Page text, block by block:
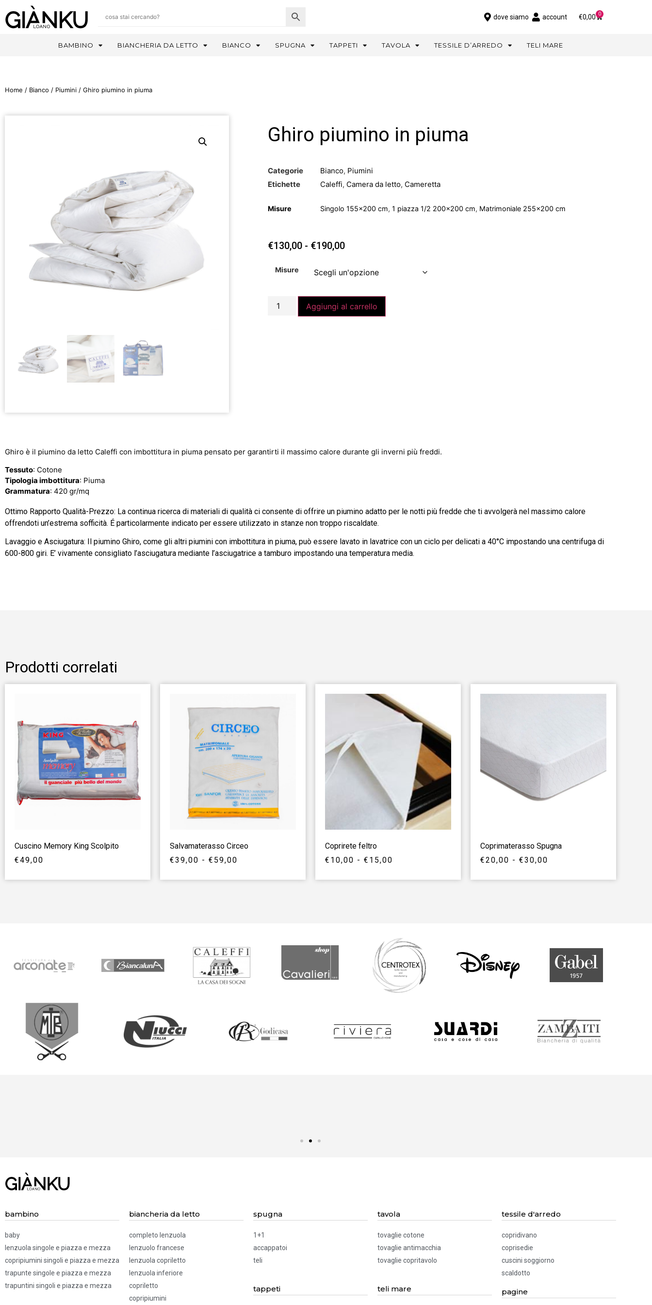
dove siamo account €0,00 0
BAMBINO BIANCHERIA DA LETTO BIANCO SPUGNA TAPPETI TAVOLA TESSILE D’ARREDO TELI MARE
Home / Bianco / Piumini / Ghiro piumino in piuma
Ghiro piumino in piuma
Categorie Bianco, Piumini
Etichette
Caleffi, Camera da letto, Cameretta
Misure Singolo 155×200 cm, 1 piazza 1/2 200×200 cm, Matrimoniale 255×200 cm
€130,00 - €190,00
Misure
Aggiungi al carrello
Ghiro è il piumino da letto Caleffi con imbottitura in piuma pensato per garantirti il massimo calore durante gli inverni più freddi.
Tessuto: Cotone
Tipologia imbottitura: Piuma
Grammatura: 420 gr/mq
Ottimo Rapporto Qualità-Prezzo: La continua ricerca di materiali di qualità ci consente di offrire un piumino adatto per le notti più fredde che ti avvolgerà nel massimo calore
offrendoti un’estrema sofficità. É particolarmente indicato per essere utilizzato in stanze non troppo riscaldate.
Lavaggio e Asciugatura: Il piumino Ghiro, come gli altri piumini con imbottitura in piuma, può essere lavato in lavatrice con un ciclo per delicati a 40°C impostando una centrifuga di
600-800 giri. E’ vivamente consigliato l’asciugatura mediante l’asciugatrice a tamburo impostando una temperatura media.
Prodotti correlati
Cuscino Memory King Scolpito
€49,00
Salvamaterasso Circeo
€39,00 - € 59,00
Coprirete feltro
€ 10,00 - € 15,00
Coprimaterasso Spugna
€20,00 - €30,00
Chiamaci! 019.52
bambino
baby
lenzuola singole e piazza e mezza
copripiumini singoli e piazza e mezza
trapunte singole e piazza e mezza
trapuntini singoli e piazza e mezza
biancheria da letto
completo lenzuola
lenzuolo francese
lenzuola copriletto
lenzuola inferiore
copriletto
copripiumini
spugna
1+1
accappatoi
teli
tappeti
tavola
tovaglie cotone
tovaglie antimacchia
tovaglie copritavolo
teli mare
tessile d'arredo
copridivano
coprisedie
cuscini soggiorno
scaldotto
pagine